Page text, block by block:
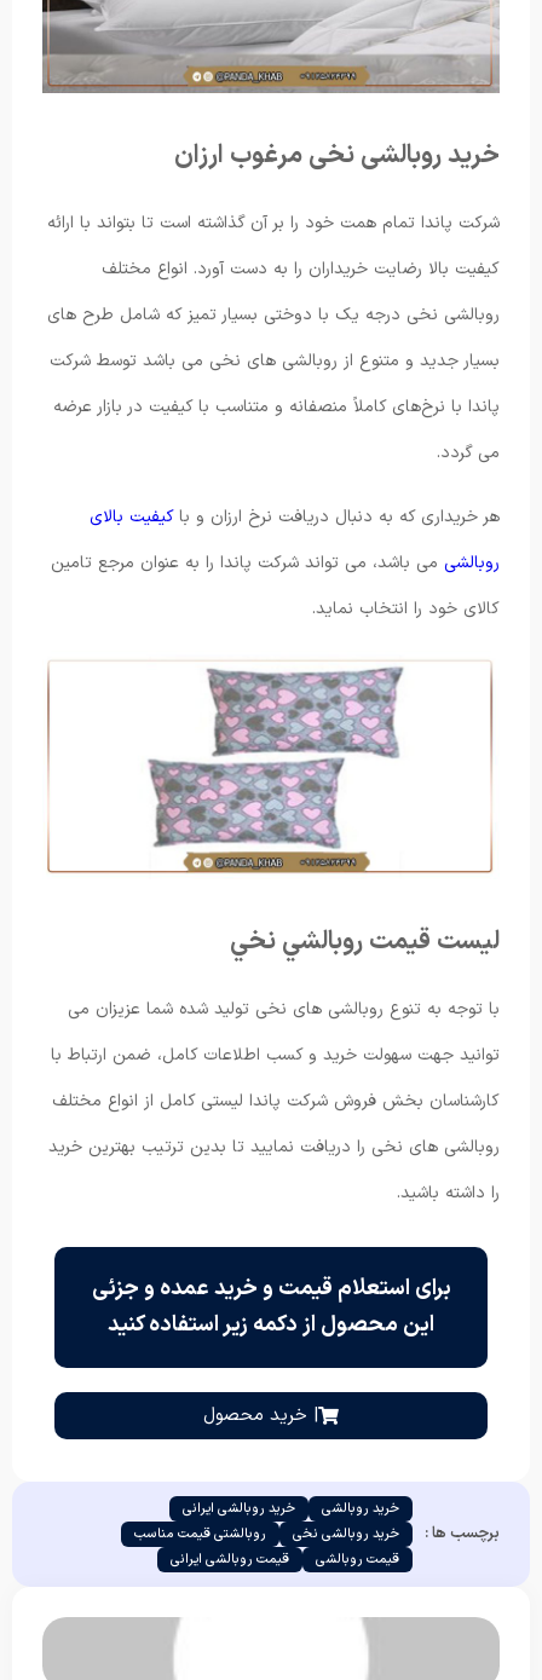
خرید روبالشی نخی مرغوب ارزان
شرکت پاندا تمام همت خود را بر آن گذاشته است تا بتواند با ارائه
کیفیت بالا رضایت خریداران را به دست آورد. انواع مختلف
روبالشی نخی درجه یک با دوختی بسیار تمیز که شامل طرح های
بسیار جدید و متنوع از روبالشی های نخی می باشد توسط شرکت
پاندا با نرخ‌های کاملاً منصفانه و متناسب با کیفیت در بازار عرضه
می گردد.
هر خریداری که به دنبال دریافت نرخ ارزان و باکیفیت بالای
روبالشی می باشد، می تواند شرکت پاندا را به عنوان مرجع تامین
کالای خود را انتخاب نماید.
لیست قیمت روبالشي نخي
با توجه به تنوع روبالشی های نخی تولید شده شما عزیزان می
توانید جهت سهولت خرید و کسب اطلاعات کامل، ضمن ارتباط با
کارشناسان بخش فروش شرکت پاندا لیستی کامل از انواع مختلف
روبالشی های نخی را دریافت نمایید تا بدین ترتیب بهترین خرید
را داشته باشید.
برای استعلام قیمت و خرید عمده و جزئی
این محصول از دکمه زیر استفاده کنید
| خرید محصول
برچسب ها :
خرید روبالشی
خرید روبالشی ایرانی
خرید روبالشی نخی
روبالشتی قیمت مناسب
قیمت روبالشی
قیمت روبالشی ایرانی